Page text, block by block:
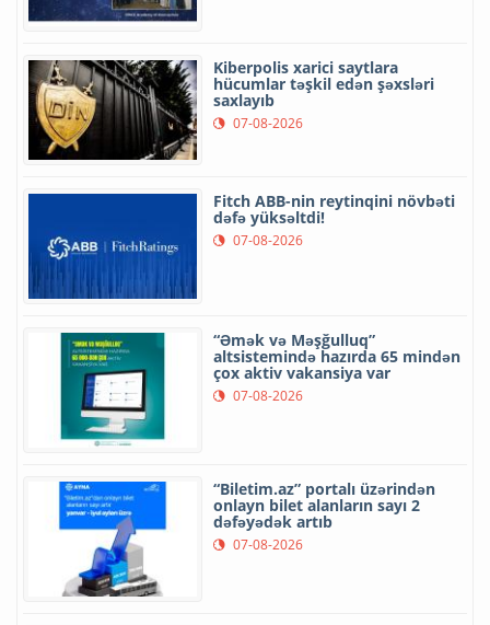
Kiberpolis xarici saytlara
hücumlar təşkil edən şəxsləri
saxlayıb
07-08-2026
Fitch ABB-nin reytinqini növbəti
dəfə yüksəltdi!
07-08-2026
“Əmək və Məşğulluq”
altsistemində hazırda 65 mindən
çox aktiv vakansiya var
07-08-2026
“Biletim.az” portalı üzərindən
onlayn bilet alanların sayı 2
dəfəyədək artıb
07-08-2026